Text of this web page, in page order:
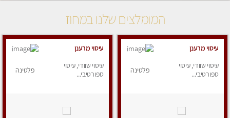
המומלצים שלנו במחוז
עיסוי מרענן
עיסוי שוודי, עיסוי
ספורטיבי...
פלטינה
עיסוי מרענן
עיסוי שוודי, עיסוי
ספורטיבי...
פלטינה